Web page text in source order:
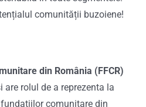
comunității buzoiene!
din România (FFCR)
rolul de a reprezenta la
comunitare din